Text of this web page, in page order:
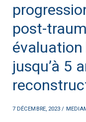
post-
jusqu’à 5
7 DÉCEMBRE, 2023 /